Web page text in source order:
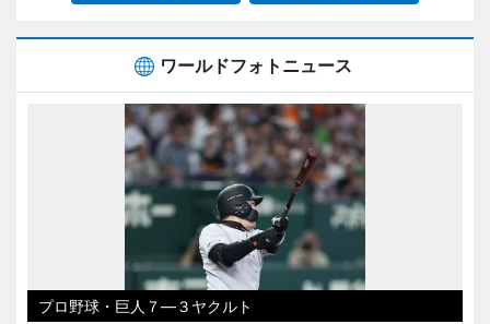
ワールドフォトニュース
プロ野球・巨人７―３ヤクルト